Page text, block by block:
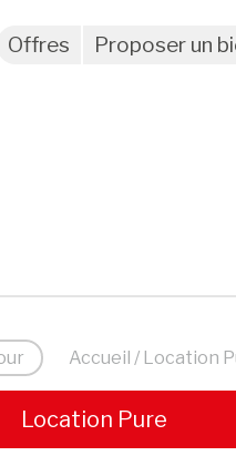
Offres Proposer un
Accueil / Location
Location Pure